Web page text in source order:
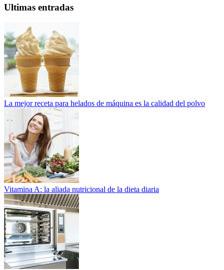
Ultimas entradas
La mejor receta para helados de máquina es la calidad del polvo
Vitamina A: la aliada nutricional de la dieta diaria